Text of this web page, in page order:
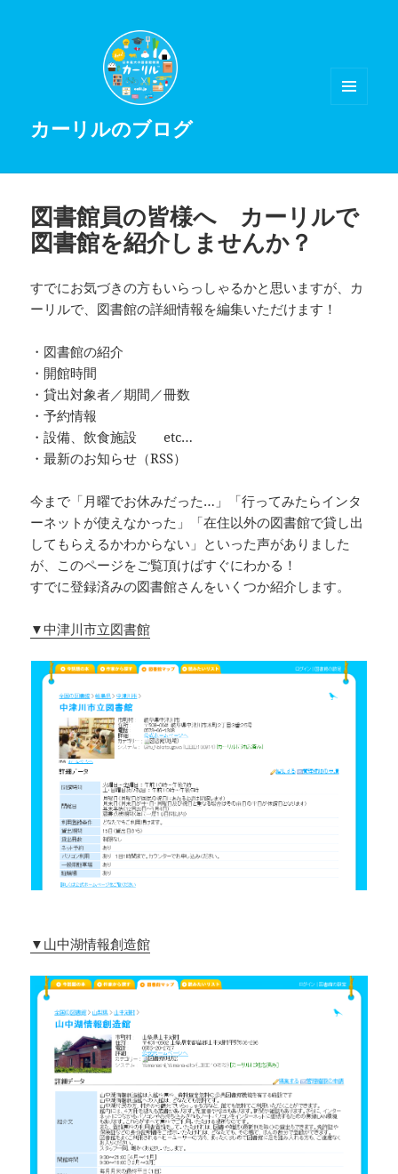
カーリルのブログ
図書館員の皆様へ カーリルで
図書館を紹介しませんか？
すでにお気づきの方もいらっしゃるかと思いますが、カ
ーリルで、図書館の詳細情報を編集いただけます！
・図書館の紹介
・開館時間
・貸出対象者／期間／冊数
・予約情報
・設備、飲食施設 etc…
・最新のお知らせ（RSS）
今まで「月曜でお休みだった…」「行ってみたらインタ
ーネットが使えなかった」「在住以外の図書館で貸し出
してもらえるかわからない」といった声がありました
が、このページをご覧頂けばすぐにわかる！
すでに登録済みの図書館さんをいくつか紹介します。
▼中津川市立図書館
▼山中湖情報創造館